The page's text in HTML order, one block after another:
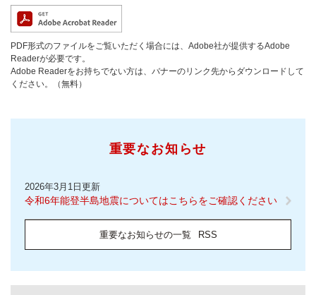
PDF形式のファイルをご覧いただく場合には、Adobe社が提供するAdobe
Readerが必要です。
Adobe Readerをお持ちでない方は、バナーのリンク先からダウンロードして
ください。（無料）
重要なお知らせ
2026年3月1日更新
令和6年能登半島地震についてはこちらをご確認ください
重要なお知らせの一覧 RSS